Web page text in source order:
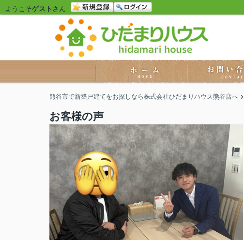
ようこそゲスト さん
熊谷市で新築戸建てをお探しなら株式会社ひだまりハウス熊谷店へ
お客様の声